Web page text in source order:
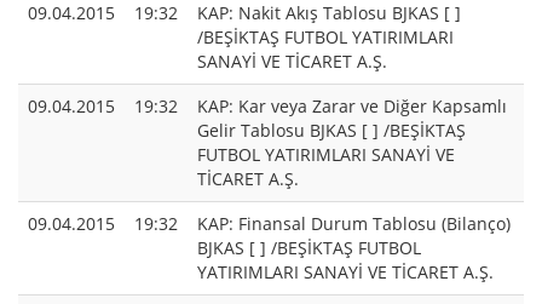
09.04.2015
19:32
KAP: Nakit Akış Tablosu BJKAS [ ]
/BEŞİKTAŞ FUTBOL YATIRIMLARI
SANAYİ VE TİCARET A.Ş.
09.04.2015
19:32
KAP: Kar veya Zarar ve Diğer Kapsamlı
Gelir Tablosu BJKAS [ ] /BEŞİKTAŞ
FUTBOL YATIRIMLARI SANAYİ VE
TİCARET A.Ş.
09.04.2015
19:32
KAP: Finansal Durum Tablosu (Bilanço)
BJKAS [ ] /BEŞİKTAŞ FUTBOL
YATIRIMLARI SANAYİ VE TİCARET A.Ş.